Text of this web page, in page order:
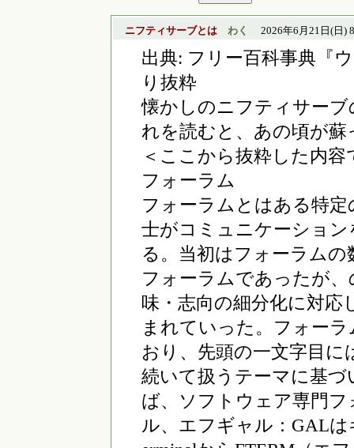
ニフティサーブとは わく 2026年6月21日(日)
出典: フリー百科事典『
り抜粋
懐かしのニフティサー
れを読むと、あの頃が蘇
＜ここから抜粋した内容
フォーラム
フォーラムとはある特
士がコミュニケーショ
る。当初はフォーラム
フォーラムであったが
味・志向の細分化に対応
まれていった。フォー
おり、先頭の一文字目
続いて扱うテーマに基
ば、ソフトウェア専門
ル、エフギャル：GAL